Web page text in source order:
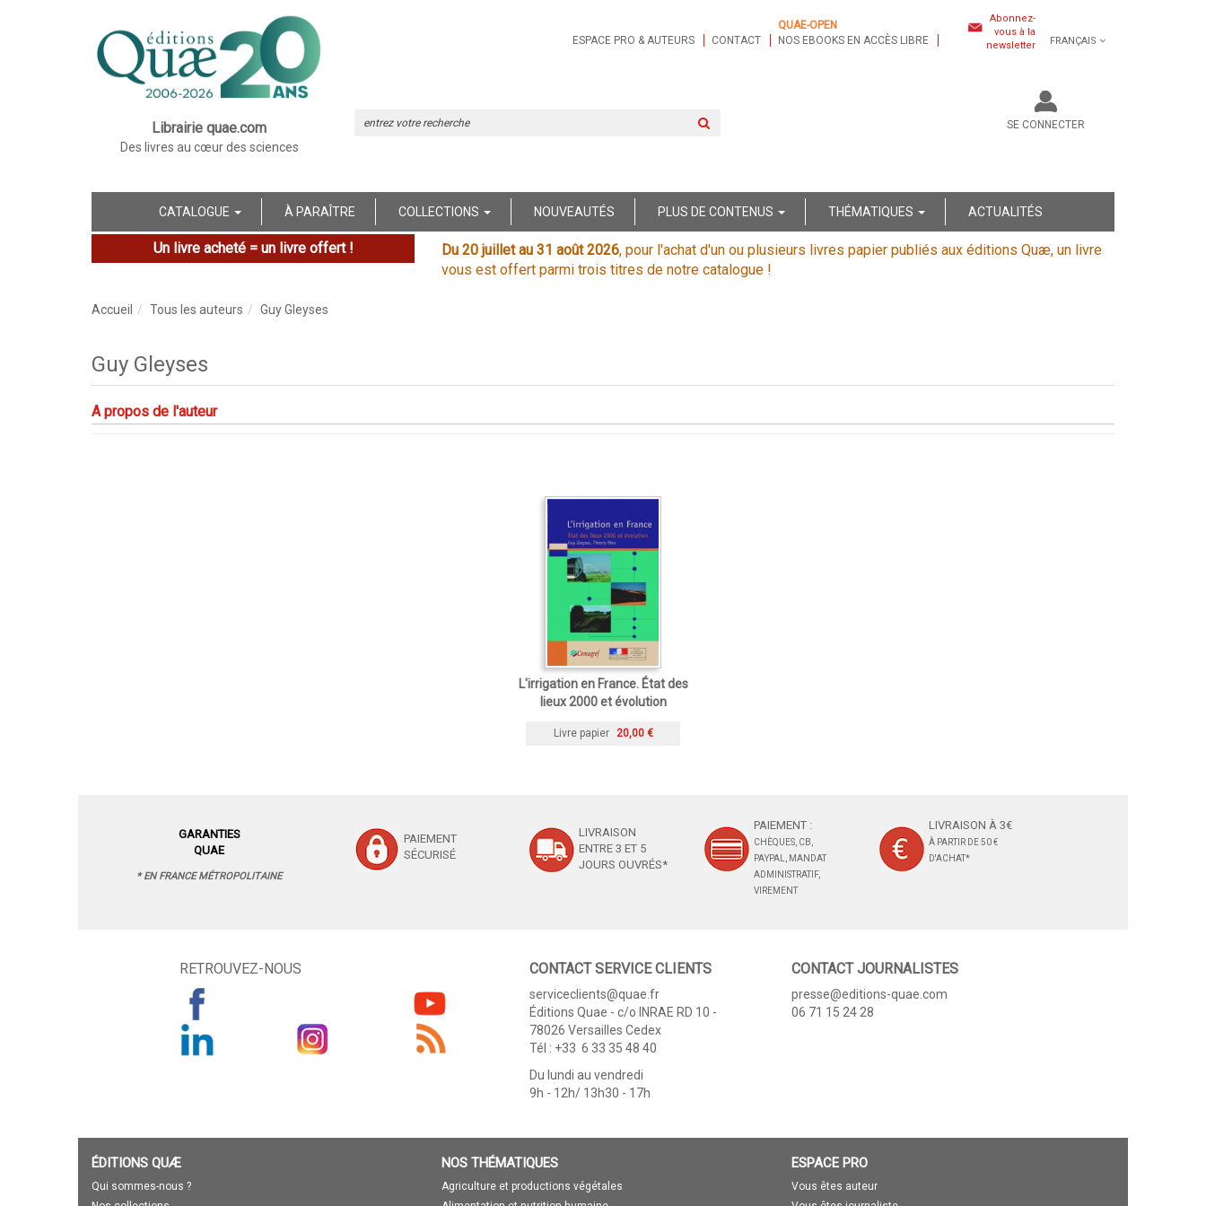
Librairie quae.com
Des livres au cœur des sciences
ESPACE PRO & AUTEURS CONTACT
QUAE-OPEN
NOS EBOOKS EN ACCÈS LIBRE
Abonnez-
vous à la
newsletter
FRANÇAIS
SE CONNECTER
CATALOGUE À PARAÎTRE COLLECTIONS NOUVEAUTÉS PLUS DE CONTENUS THÉMATIQUES ACTUALITÉS
Un livre acheté = un livre offert ! Du 20 juillet au 31 août 2026, pour l'achat d'un ou plusieurs livres papier publiés aux éditions Quæ, un livre
vous est offert parmi trois titres de notre catalogue !
Accueil Tous les auteurs Guy Gleyses
Guy Gleyses
A propos de l'auteur
L'irrigation en France. État des
lieux 2000 et évolution
Livre papier 20,00 €
GARANTIES
QUAE
* EN FRANCE MÉTROPOLITAINE
PAIEMENT
SÉCURISÉ
LIVRAISON
ENTRE 3 ET 5
JOURS OUVRÉS*
PAIEMENT :
CHÈQUES, CB,
PAYPAL, MANDAT
ADMINISTRATIF,
VIREMENT
LIVRAISON À 3€
À PARTIR DE 50 €
D'ACHAT*
RETROUVEZ-NOUS CONTACT SERVICE CLIENTS
serviceclients@quae.fr
Éditions Quae - c/o INRAE RD 10 -
78026 Versailles Cedex
Tél : +33 6 33 35 48 40
Du lundi au vendredi
9h - 12h/ 13h30 - 17h
CONTACT JOURNALISTES
presse@editions-quae.com
06 71 15 24 28
ÉDITIONS QUÆ
Qui sommes-nous ?
NOS THÉMATIQUES
Agriculture et productions végétales
ESPACE PRO
Vous êtes auteur